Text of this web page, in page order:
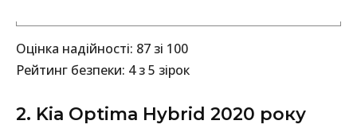
Оцінка надійності: 87 зі 100
Рейтинг безпеки: 4 з 5 зірок
2. Kia Optima Hybrid 2020 року